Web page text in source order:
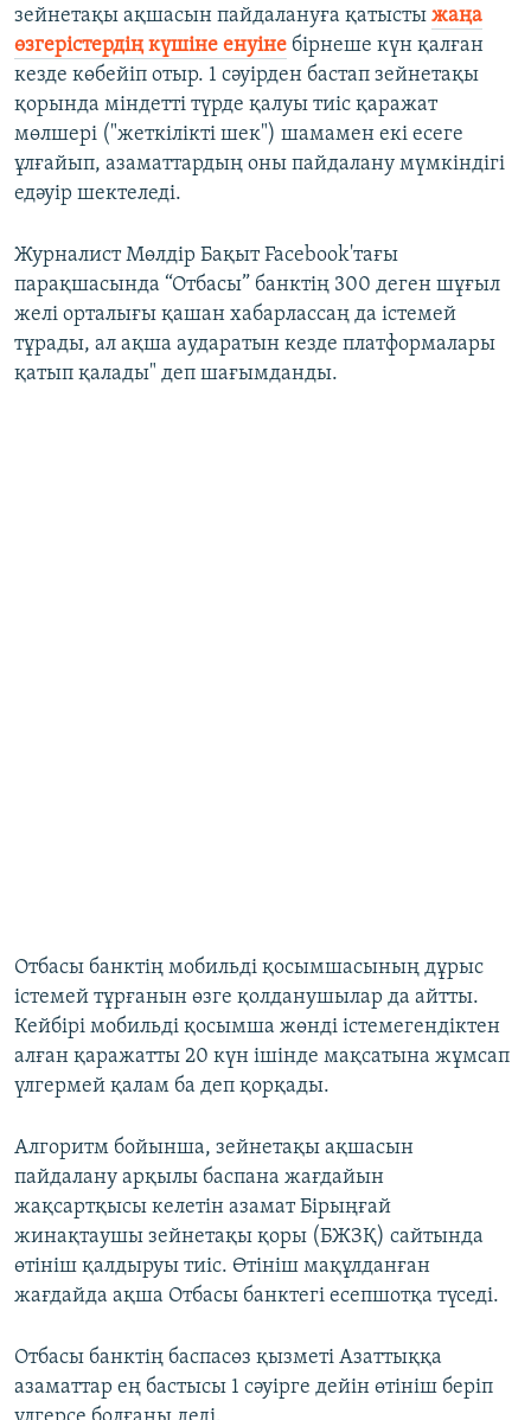
зейнетақы ақшасын пайдалануға қатысты жаңа
өзгерістердің күшіне енуіне бірнеше күн қалған
кезде көбейіп отыр. 1 сәуірден бастап зейнетақы
қорында міндетті түрде қалуы тиіс қаражат
мөлшері ("жеткілікті шек") шамамен екі есеге
ұлғайып, азаматтардың оны пайдалану мүмкіндігі
едәуір шектеледі.
Журналист Мөлдір Бақыт Facebook'тағы
парақшасында “Отбасы” банктің 300 деген шұғыл
желі орталығы қашан хабарлассаң да істемей
тұрады, ал ақша аударатын кезде платформалары
қатып қалады" деп шағымданды.
Отбасы банктің мобильді қосымшасының дұрыс
істемей тұрғанын өзге қолданушылар да айтты.
Кейбірі мобильді қосымша жөнді істемегендіктен
алған қаражатты 20 күн ішінде мақсатына жұмсап
үлгермей қалам ба деп қорқады.
Алгоритм бойынша, зейнетақы ақшасын
пайдалану арқылы баспана жағдайын
жақсартқысы келетін азамат Бірыңғай
жинақтаушы зейнетақы қоры (БЖЗҚ) сайтында
өтініш қалдыруы тиіс. Өтініш мақұлданған
жағдайда ақша Отбасы банктегі есепшотқа түседі.
Отбасы банктің баспасөз қызметі Азаттыққа
азаматтар ең бастысы 1 сәуірге дейін өтініш беріп